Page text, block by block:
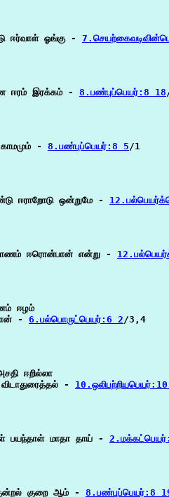
ஈர்வாள் ஓங்கு -
ஈரம் இரக்கம் - 8.பண்புப்பெயர்:8 18
காமமும் - 8.பண்புப்பெயர்:8 5/1
ஈராறோடு ஒன்றுமே -
ஈரொன்பான் என்று -
ஈழம்
-
6.பல்பொருட்பெயர்:6 2/3,4
ஈறில்லா
விடாதுரைத்தல் -
மாதா தாய் -
குறை ஆம் - 8.பண்புப்பெயர்:8